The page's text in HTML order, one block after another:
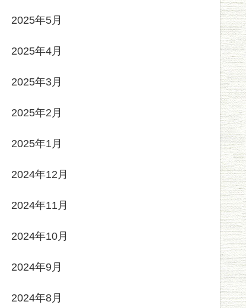
2025年5月
2025年4月
2025年3月
2025年2月
2025年1月
2024年12月
2024年11月
2024年10月
2024年9月
2024年8月